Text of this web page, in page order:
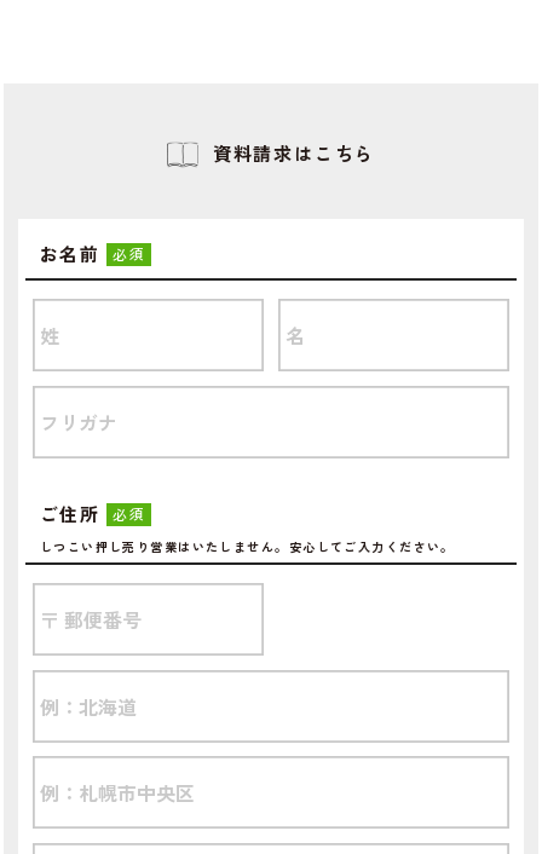
資料請求はこちら
お名前 必須
ご住所 必須
しつこい押し売り営業はいたしません。安心してご入力ください。